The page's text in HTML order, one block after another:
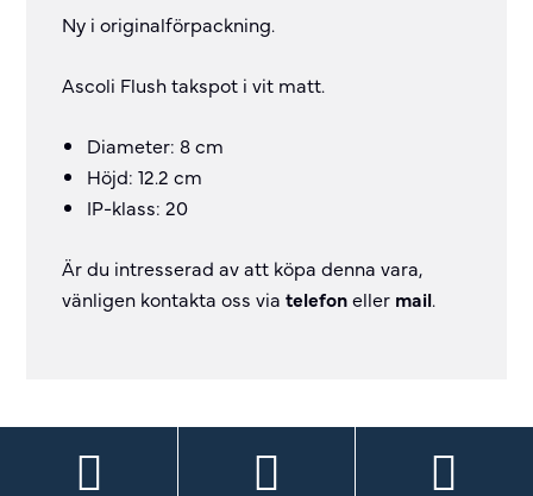
Ny i originalförpackning.
Ascoli Flush takspot i vit matt.
Diameter: 8 cm
Höjd: 12.2 cm
IP-klass: 20
Är du intresserad av att köpa denna vara,
vänligen kontakta oss viatelefoneller mail.